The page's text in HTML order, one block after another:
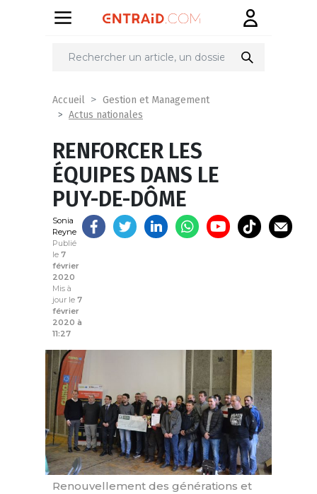
Partager
Accueil
Gestion et Management
Actus nationales
RENFORCER LES
ÉQUIPES DANS LE
PUY-DE-DÔME
Sonia
Reyne
Publié
le 7
février
2020
Mis à
jour le 7
février
2020 à
11:27
Renouvellement des générations et